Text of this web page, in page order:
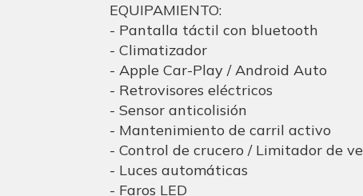
EQUIPAMIENTO:
- Pantalla táctil con bluetooth
- Climatizador
- Apple Car-Play / Android Auto
- Retrovisores eléctricos
- Sensor anticolisión
- Mantenimiento de carril activo
- Control de crucero / Limitador de
- Luces automáticas
- Faros LED